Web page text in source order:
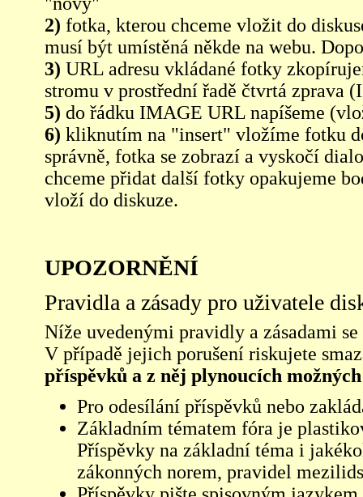
2) fotka, kterou chceme vložit do
musí být umístěná někde na webu.
3) URL adresu vkládané fotky
stromu v prostřední řadě čtvrtá zprava
5) do řádku IMAGE URL napíšeme
6) kliknutím na "insert" vložíme fotku
správně, fotka se zobrazí a vyskočí
chceme přidat další fotky opakujeme
vloží do diskuze.
UPOZORNĚNÍ
Pravidla a zásady pro uživatele
Níže uvedenými pravidly a zásadami
V případě jejich porušení riskujete
příspěvků a z něj plynoucích
Pro odesílání příspěvků nebo
Základním tématem fóra je
Příspěvky na základní téma i
zákonných norem, pravidel